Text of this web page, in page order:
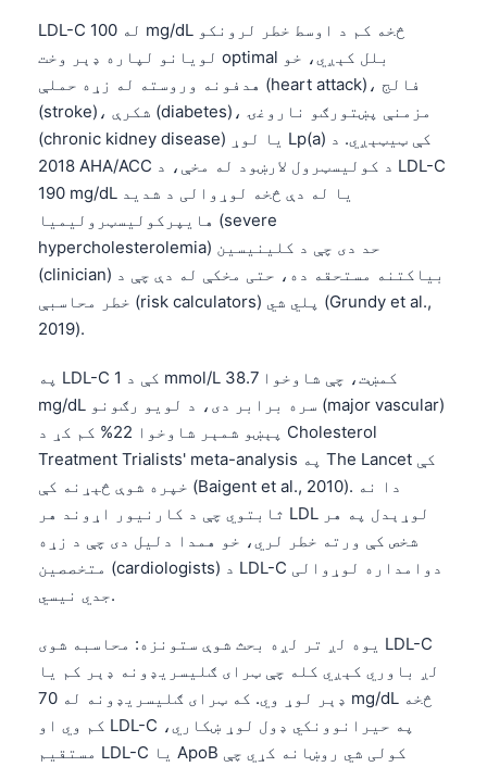
LDL-C له 100 mg/dL څخه کم د اوسط خطر لرونکو
لویانو لپاره ډېر وخت optimal بلل کېږي، خو
هدفونه وروسته له زړه حملې (heart attack)، فالج
(stroke)، شکرې (diabetes)، مزمنې پښتورګو ناروغۍ
(chronic kidney disease) یا لوړ Lp(a) کې ټیټېږي. د
2018 AHA/ACC د کولیسټرول لارښود له مخې، د LDL-C
190 mg/dL یا له دې څخه لوړوالی د شدید
هایپرکولیسټرولیمیا (severe
hypercholesterolemia) حد دی چې د کلینیسین
(clinician) بیاکتنه مستحقه ده، حتی مخکې له دې چې د
خطر محاسبې (risk calculators) پلي شي (Grundy et al.,
2019).
په LDL-C کې د 1 mmol/L کمښت، چې شاوخوا 38.7
mg/dL سره برابر دی، د لویو رګونو (major vascular)
پېښو شمېر شاوخوا 22% کم کړ د Cholesterol
Treatment Trialists' meta-analysis په The Lancet کې
خپره شوې څېړنه کې (Baigent et al., 2010). دا نه
ثابتوي چې د کارنیور اړوند هر LDL لوړېدل په هر
شخص کې ورته خطر لري، خو همدا دلیل دی چې د زړه
متخصصین (cardiologists) د LDL-C دوامداره لوړوالی
جدي نیسي.
یوه لږ تر لږه بحث شوې ستونزه: محاسبه شوی LDL-C
لږ باوري کېږي کله چې ټرای ګلیسریډونه ډېر کم یا
ډېر لوړ وي. که ټرای ګلیسریډونه له 70 mg/dL څخه
کم وي او LDL-C په حیرانوونکي ډول لوړ ښکاري،
مستقیم LDL-C یا ApoB کولی شي روښانه کړي چې